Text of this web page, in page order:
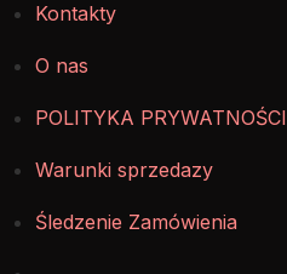
Kontakty
O nas
POLITYKA PRYWATNOŚCI
Warunki sprzedazy
Śledzenie Zamówienia